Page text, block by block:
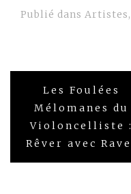
Publié dans Artistes,
Navigation
l’article
Les Foulées
Mélomanes du
Violoncelliste :
Rêver avec